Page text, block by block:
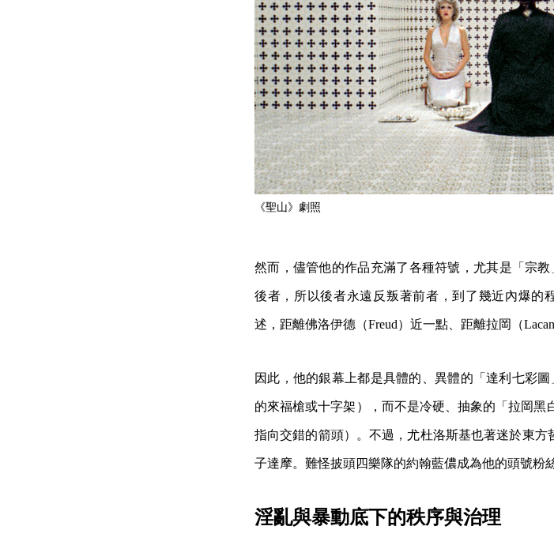
《聖山》劇照
然而，儘管他的作品充滿了各種符號，尤其是「宗
後者，所以後者永遠反叛著前者，到了幾近內爆的
述，距離佛洛伊德（Freud）近一點、距離拉岡（Lacan
因此，他的銀幕上都是具體的、異體的「達利七彩
的來福槍或十字架），而不是冷硬、抽象的「拉岡黑
指向交錯的箭頭）。不過，尤杜洛斯基也著迷於東
子達摩。難怪披頭四樂隊的約翰藍儂成為他的頭號粉
淫亂與暴動底下的秩序與治理